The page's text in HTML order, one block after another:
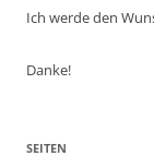
Ich werde den
Danke!
SEITEN